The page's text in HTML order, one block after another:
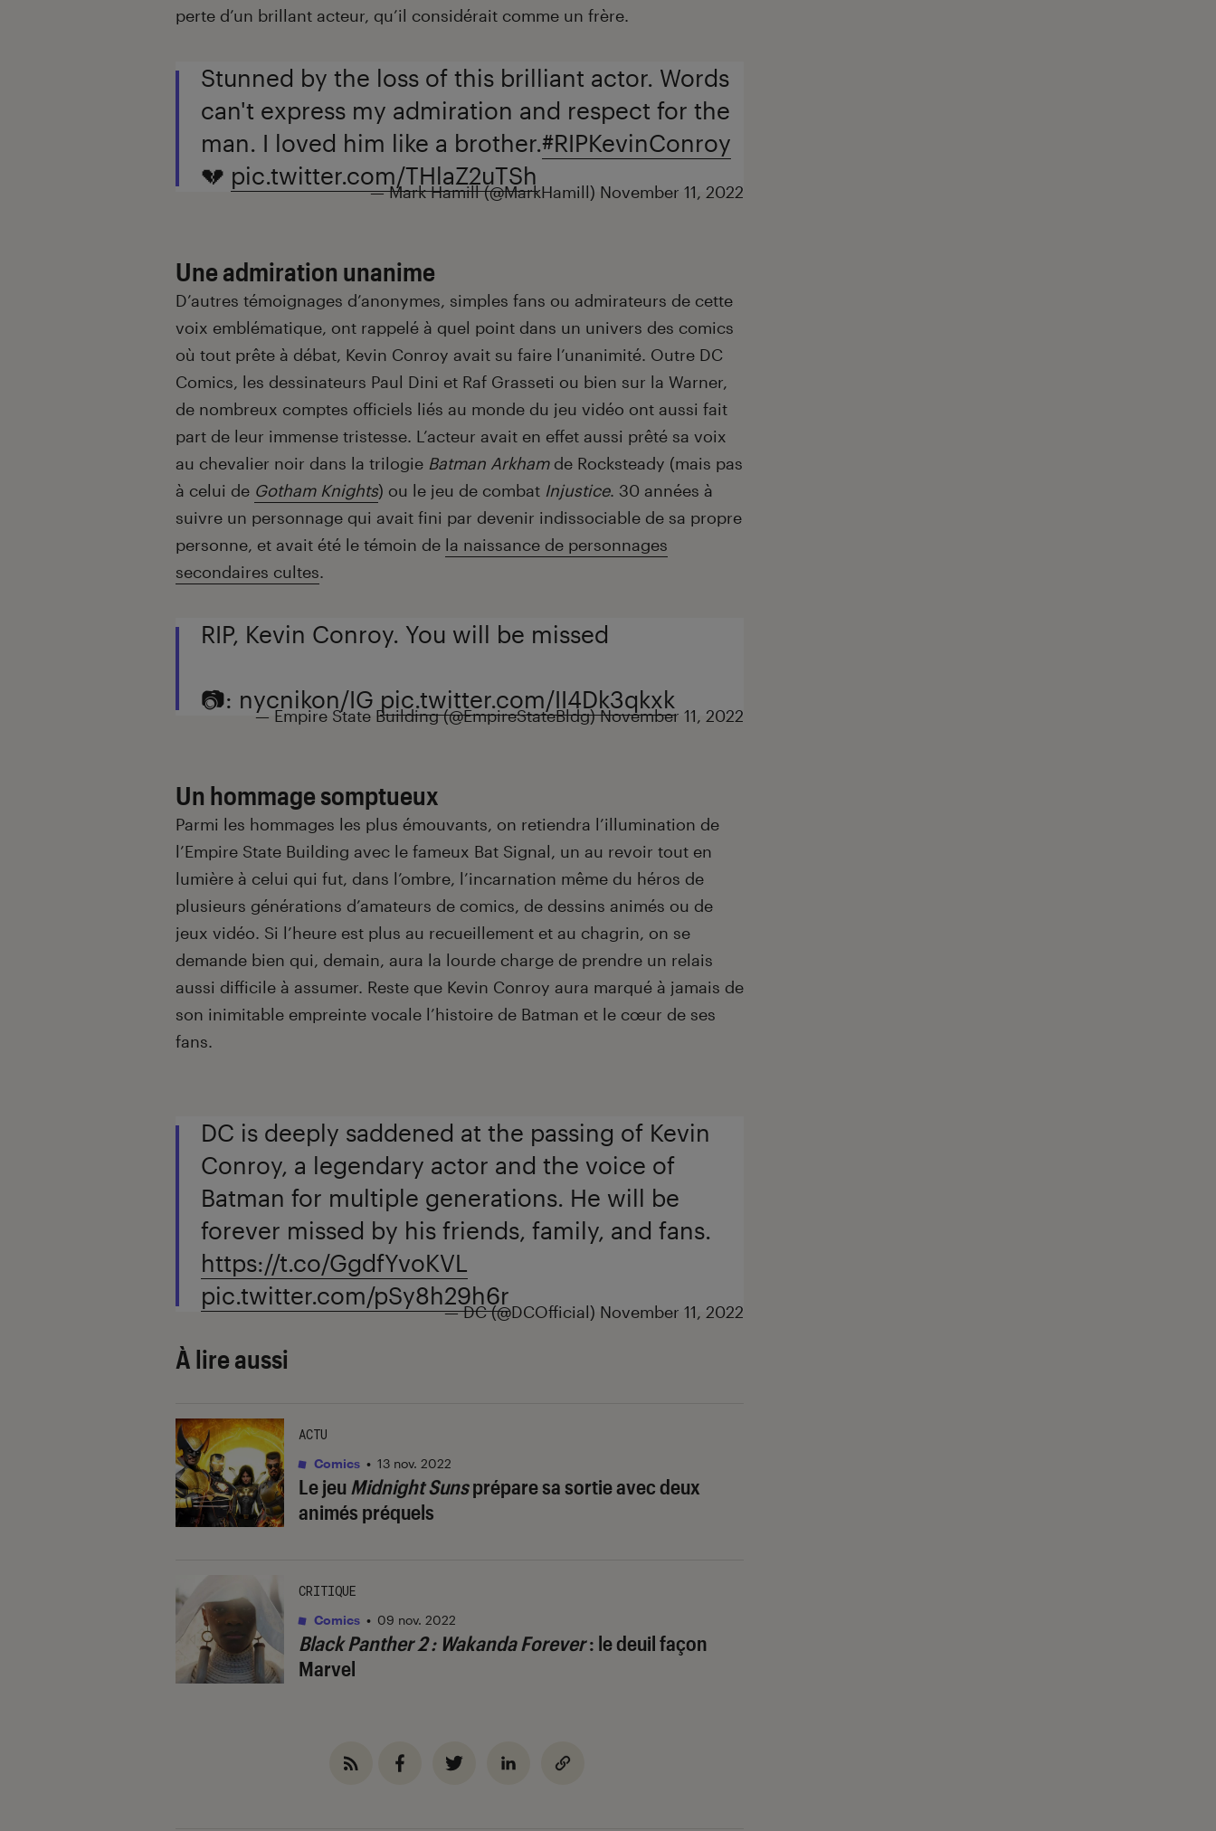
perte d’un brillant acteur, qu’il considérait comme un frère.
Stunned by the loss of this brilliant actor. Words
can't express my admiration and respect for the
man. I loved him like a brother.#RIPKevinConroy
💔 pic.twitter.com/THlaZ2uTSh
— Mark Hamill (@MarkHamill) November 11, 2022
Une admiration unanime
D’autres témoignages d’anonymes, simples fans ou admirateurs de cette
voix emblématique, ont rappelé à quel point dans un univers des comics
où tout prête à débat, Kevin Conroy avait su faire l’unanimité. Outre DC
Comics, les dessinateurs Paul Dini et Raf Grasseti ou bien sur la Warner,
de nombreux comptes officiels liés au monde du jeu vidéo ont aussi fait
part de leur immense tristesse. L’acteur avait en effet aussi prêté sa voix
au chevalier noir dans la trilogie Batman Arkhamde Rocksteady (mais pas
à celui de Gotham Knights) ou le jeu de combat Injustice. 30 années à
suivre un personnage qui avait fini par devenir indissociable de sa propre
personne, et avait été le témoin de la naissance de personnages
secondaires cultes.
RIP, Kevin Conroy. You will be missed
📷: nycnikon/IG pic.twitter.com/II4Dk3qkxk
— Empire State Building (@EmpireStateBldg)November 11, 2022
Un hommage somptueux
Parmi les hommages les plus émouvants, on retiendra l’illumination de
l’Empire State Building avec le fameux Bat Signal, un au revoir tout en
lumière à celui qui fut, dans l’ombre, l’incarnation même du héros de
plusieurs générations d’amateurs de comics, de dessins animés ou de
jeux vidéo. Si l’heure est plus au recueillement et au chagrin, on se
demande bien qui, demain, aura la lourde charge de prendre un relais
aussi difficile à assumer. Reste que Kevin Conroy aura marqué à jamais de
son inimitable empreinte vocale l’histoire de Batman et le cœur de ses
fans.
DC is deeply saddened at the passing of Kevin
Conroy, a legendary actor and the voice of
Batman for multiple generations. He will be
forever missed by his friends, family, and fans.
https://t.co/GgdfYvoKVL
pic.twitter.com/pSy8h29h6r
— DC (@DCOfficial) November 11, 2022
À lire aussi
Le jeuMidnight Sunsprépare sa sortie avec deux
animés préquels
ACTU
Comics • 13 nov. 2022
Black Panther 2 : Wakanda Forever: le deuil façon
Marvel
CRITIQUE
Comics • 09 nov. 2022